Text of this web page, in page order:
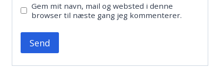
Gem mit navn, mail og websted i denne
browser til næste gang jeg kommenterer.